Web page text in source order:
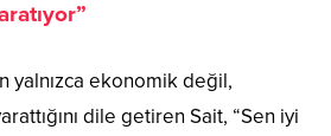
yalnızca ekonomik değil,
dile getiren Sait, “Sen iyi